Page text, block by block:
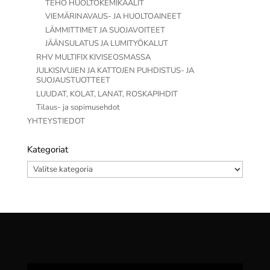
TEHO HUOLTOKEMIKAALIT
VIEMÄRINAVAUS- JA HUOLTOAINEET
LÄMMITTIMET JA SUOJAVOITEET
JÄÄNSULATUS JA LUMITYÖKALUT
RHV MULTIFIX KIVISEOSMASSA
JULKISIVUJEN JA KATTOJEN PUHDISTUS- JA
SUOJAUSTUOTTEET
LUUDAT, KOLAT, LANAT, ROSKAPIHDIT
Tilaus- ja sopimusehdot
YHTEYSTIEDOT
Kategoriat
Kategoriat